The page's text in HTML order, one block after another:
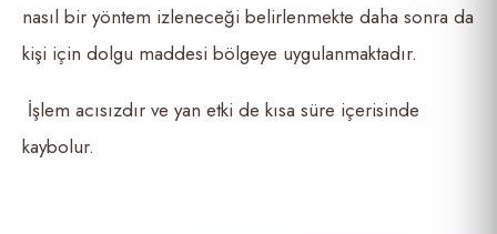
nasıl bir yöntem izleneceği belirlenmekte daha sonra da
kişi için dolgu maddesi bölgeye uygulanmaktadır.
İşlem acısızdır ve yan etki de kısa süre içerisinde
kaybolur.